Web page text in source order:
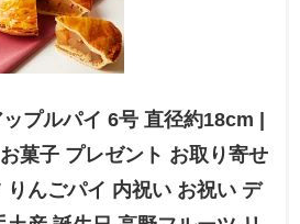
プルパイ 6号 直径約18cm |
菓子 プレゼント お取り寄せ
りんごパイ 内祝い お祝い デ